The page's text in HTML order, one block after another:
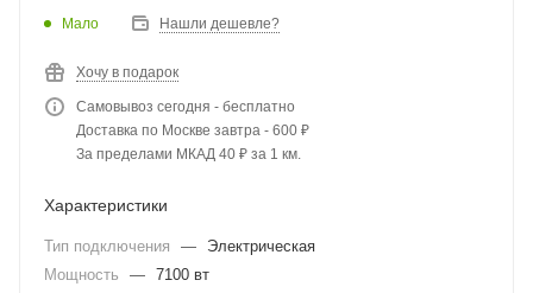
Мало Нашли дешевле?
Хочу в подарок
Самовывоз сегодня - бесплатно
Доставка по Москве завтра - 600 ₽
За пределами МКАД 40 ₽ за 1 км.
Характеристики
Тип подключения —
Электрическая
Мощность
— 7100 вт